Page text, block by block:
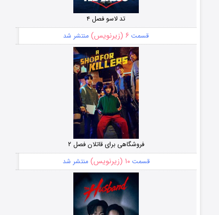
تد لاسو فصل ۴
قسمت ۶ (زیرنویس) منتشر شد
فروشگاهی برای قاتلان فصل ۲
قسمت۱۰ (زیرنویس) منتشر شد